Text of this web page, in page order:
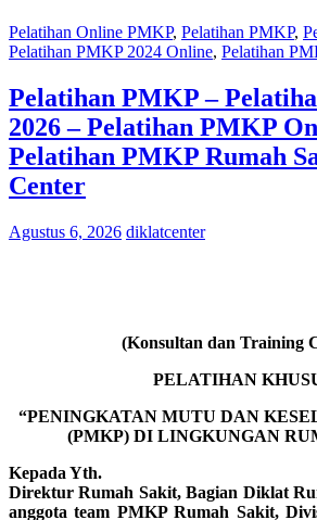
Pelatihan Online PMKP, Pelatihan PMKP,
Pelatihan PMKP 2024 Online, Pelatihan
Pelatihan PMKP –
2026 – Pelatihan PMKP
Pelatihan PMKP Rumah
Center
Agustus 6, 2026 diklatcenter
(Konsultan dan Training
PELATIHAN
“PENINGKATAN MUTU DAN
(PMKP) DI LINGKUNGAN
Kepada Yth.
Direktur Rumah Sakit, Bagian Diklat
anggota team PMKP Rumah Sakit,